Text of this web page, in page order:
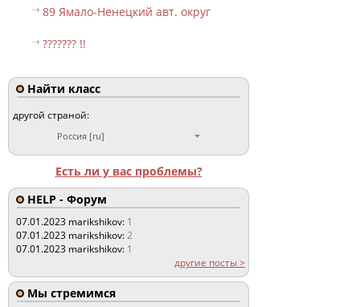
89 Ямало-Ненецкий авт. округ
??????? !!
Найти класс
другой страной:
Россия [ru]
Есть ли у вас проблемы?
HELP - Форум
07.01.2023 marikshikov: 1
07.01.2023 marikshikov:2
07.01.2023 marikshikov: 1
другие посты >
Мы стремимся